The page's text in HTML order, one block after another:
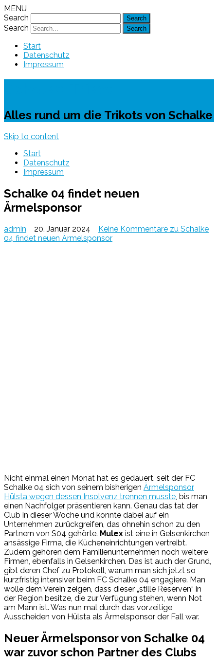
MENU
Search
Search
Start
Datenschutz
Impressum
Alles rund um die Trikots von Schalke
Skip to content
Start
Datenschutz
Impressum
Schalke 04 findet neuen
Ärmelsponsor
admin 20. Januar 2024 Keine Kommentare zu Schalke
04 findet neuen Ärmelsponsor
Nicht einmal einen Monat hat es gedauert, seit der FC
Schalke 04 sich von seinem bisherigen Ärmelsponsor
Hülsta wegen dessen Insolvenz trennen musste , bis man
einen Nachfolger präsentieren kann. Genau das tat der
Club in dieser Woche und konnte dabei auf ein
Unternehmen zurückgreifen, das ohnehin schon zu den
Partnern von S04 gehörte. Mulex ist eine in Gelsenkirchen
ansässige Firma, die Kücheneinrichtungen vertreibt.
Zudem gehören dem Familienunternehmen noch weitere
Firmen, ebenfalls in Gelsenkirchen. Das ist auch der Grund,
gibt deren Chef zu Protokoll, warum man sich jetzt so
kurzfristig intensiver beim FC Schalke 04 engagiere. Man
wolle dem Verein zeigen, dass dieser „stille Reserven“ in
der Region besitze, die zur Verfügung stehen, wenn Not
am Mann ist. Was nun mal durch das vorzeitige
Ausscheiden von Hülsta als Ärmelsponsor der Fall war.
Neuer Ärmelsponsor von Schalke 04
war zuvor schon Partner des Clubs